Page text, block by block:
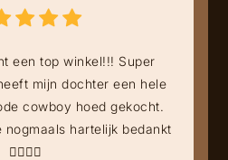
een top winkel!!! Super
mijn dochter een hele
cowboy hoed gekocht.
nogmaals hartelijk bedankt
👍🏻👍🏻